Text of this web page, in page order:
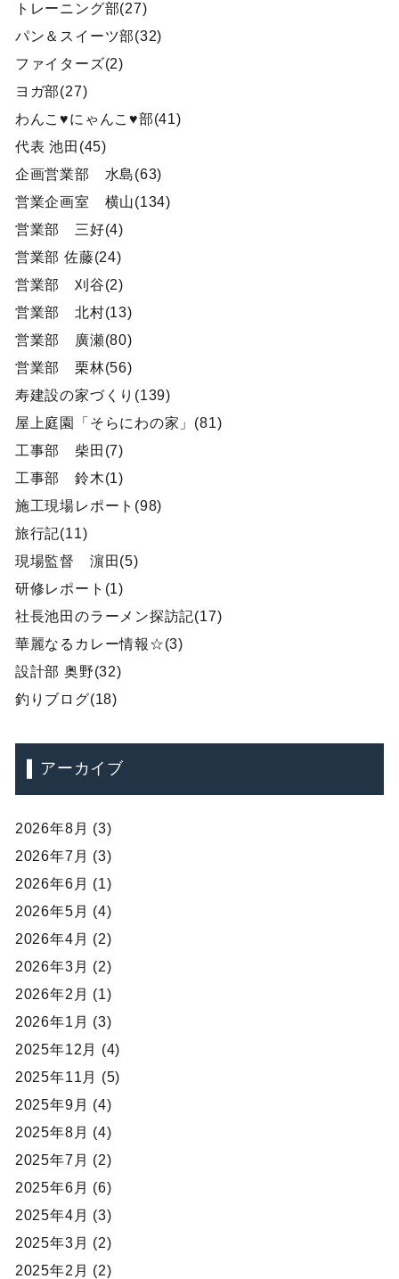
トレーニング部(27)
パン＆スイーツ部(32)
ファイターズ(2)
ヨガ部(27)
わんこ♥にゃんこ♥部(41)
代表 池田(45)
企画営業部 水島(63)
営業企画室 横山(134)
営業部 三好(4)
営業部 佐藤(24)
営業部 刈谷(2)
営業部 北村(13)
営業部 廣瀬(80)
営業部 栗林(56)
寿建設の家づくり(139)
屋上庭園「そらにわの家」(81)
工事部 柴田(7)
工事部 鈴木(1)
施工現場レポート(98)
旅行記(11)
現場監督 濵田(5)
研修レポート(1)
社長池田のラーメン探訪記(17)
華麗なるカレー情報☆(3)
設計部 奥野(32)
釣りブログ(18)
アーカイブ
2026年8月 (3)
2026年7月 (3)
2026年6月 (1)
2026年5月 (4)
2026年4月 (2)
2026年3月 (2)
2026年2月 (1)
2026年1月 (3)
2025年12月 (4)
2025年11月 (5)
2025年9月 (4)
2025年8月 (4)
2025年7月 (2)
2025年6月 (6)
2025年4月 (3)
2025年3月 (2)
2025年2月 (2)